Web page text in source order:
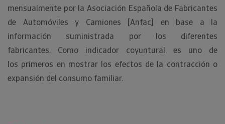
mensualmente por la Asociación Española de Fabricantes
de Automóviles y Camiones [Anfac] en base a la
información suministrada por los diferentes
fabricantes. Como indicador coyuntural, es uno de
los primeros en mostrar los efectos de la contracción o
expansión del consumo familiar.